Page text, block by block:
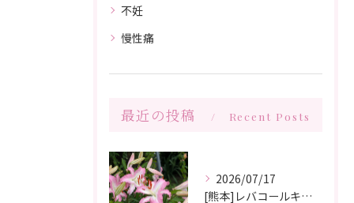
不妊
慢性痛
最近の投稿 Recent Posts
2026/07/17
[熊本]レバコールキャンペーン＆ガチャガチャ抽選会やっています‼️